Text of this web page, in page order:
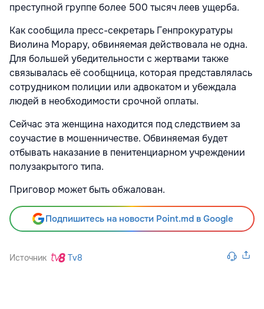
преступной группе более 500 тысяч леев ущерба.
Как сообщила пресс-секретарь Генпрокуратуры
Виолина Морару, обвиняемая действовала не одна.
Для большей убедительности с жертвами также
связывалась её сообщница, которая представлялась
сотрудником полиции или адвокатом и убеждала
людей в необходимости срочной оплаты.
Сейчас эта женщина находится под следствием за
соучастие в мошенничестве. Обвиняемая будет
отбывать наказание в пенитенциарном учреждении
полузакрытого типа.
Приговор может быть обжалован.
Подпишитесь на новости Point.md в Google
Источник Tv8